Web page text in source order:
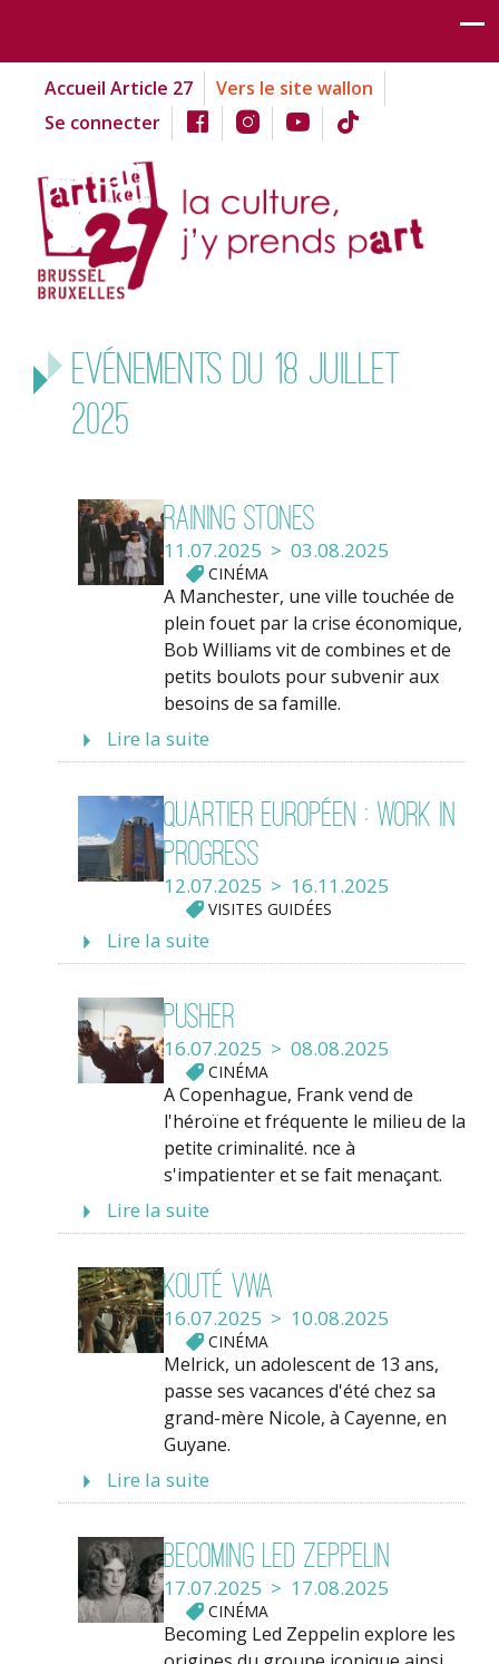
Accueil Article 27
Vers le site wallon
Se connecter
Evénements du 18 juillet
2025
Raining Stones
11.07.2025 > 03.08.2025
CINÉMA
A Manchester, une ville touchée de
plein fouet par la crise économique,
Bob Williams vit de combines et de
petits boulots pour subvenir aux
besoins de sa famille.
Lire la suite
Quartier européen : work in
progress
12.07.2025 > 16.11.2025
VISITES GUIDÉES
Lire la suite
Pusher
16.07.2025 > 08.08.2025
CINÉMA
A Copenhague, Frank vend de
l'héroïne et fréquente le milieu de la
petite criminalité. nce à
s'impatienter et se fait menaçant.
Lire la suite
Kouté Vwa
16.07.2025 > 10.08.2025
CINÉMA
Melrick, un adolescent de 13 ans,
passe ses vacances d'été chez sa
grand-mère Nicole, à Cayenne, en
Guyane.
Lire la suite
Becoming Led Zeppelin
17.07.2025 > 17.08.2025
CINÉMA
Becoming Led Zeppelin explore les